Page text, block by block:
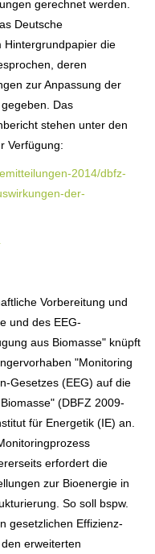
gerechnet werden.
Deutsche
Hintergrundpapier die
deren
zur Anpassung der
Das
stehen unter den
Verfügung:
2014/dbfz-
der-
Vorbereitung und
und des EEG-
aus Biomasse" knüpft
"Monitoring
Gesetzes (EEG) auf die
(DBFZ 2009-
für Energetik (IE) an.
erfordert die
zur Bioenergie in
So soll bspw.
gesetzlichen Effizienz-
erweiterten